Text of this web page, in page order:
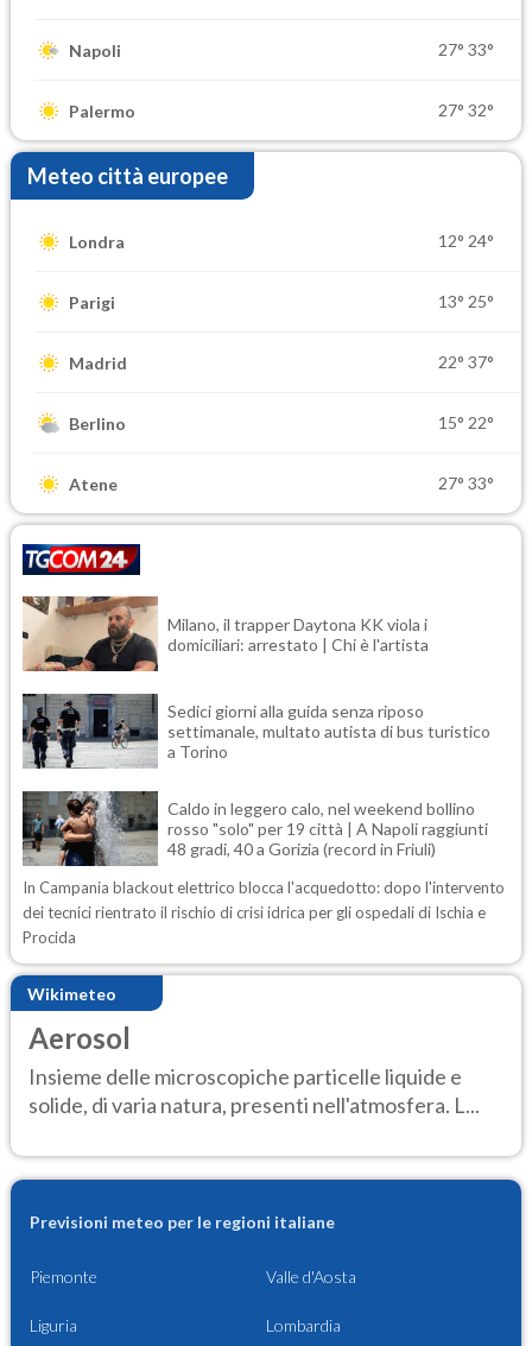
Napoli 27° 33°
Palermo 27° 32°
Meteo città europee
Londra 12° 24°
Parigi 13° 25°
Madrid 22° 37°
Berlino 15° 22°
Atene 27° 33°
Milano, il trapper Daytona KK viola i
domiciliari: arrestato | Chi è l'artista
Sedici giorni alla guida senza riposo
settimanale, multato autista di bus turistico
a Torino
Caldo in leggero calo, nel weekend bollino
rosso "solo" per 19 città | A Napoli raggiunti
48 gradi, 40 a Gorizia (record in Friuli)
In Campania blackout elettrico blocca l'acquedotto: dopo l'intervento
dei tecnici rientrato il rischio di crisi idrica per gli ospedali di Ischia e
Procida
Wikimeteo
Aerosol
Insieme delle microscopiche particelle liquide e
solide, di varia natura, presenti nell'atmosfera. L...
Previsioni meteo per le regioni italiane
Piemonte Valle d'Aosta
Liguria Lombardia